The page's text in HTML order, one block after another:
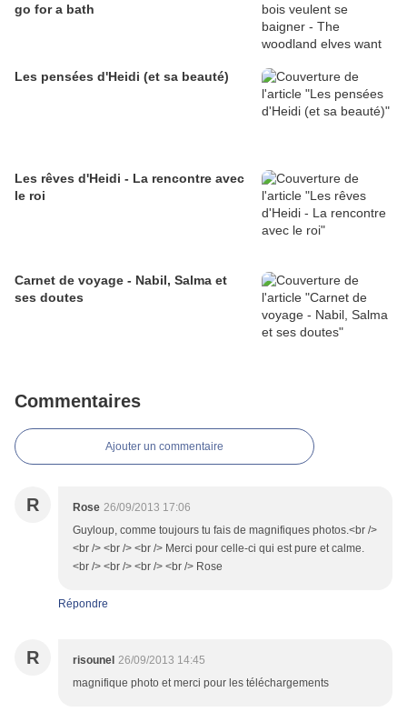
go for a bath
Les pensées d'Heidi (et sa beauté)
Les rêves d'Heidi - La rencontre avec
le roi
Carnet de voyage - Nabil, Salma et
ses doutes
Commentaires
Ajouter un commentaire
R Rose 26/09/2013 17:06
Guyloup, comme toujours tu fais de magnifiques photos.<br />
<br /> <br /> <br /> Merci pour celle-ci qui est pure et calme.
<br /> <br /> <br /> <br /> Rose
Répondre
R risounel 26/09/2013 14:45
magnifique photo et merci pour les téléchargements